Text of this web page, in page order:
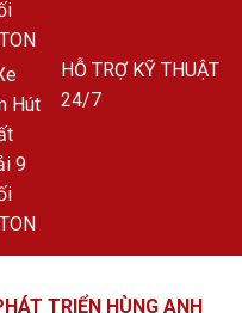
HỖ TRỢ KỸ THUẬT
24/7
TRIỂN HÙNG ANH